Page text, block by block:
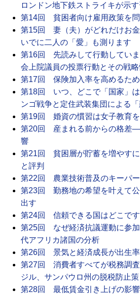
ロンドン地下鉄ストライキが示
第14回 貧困者向け雇用政策を
第15回 妻（夫）がどれだけお
いでに二人の「愛」も測ります
第16回 先読みして行動してい
会上院議員の投票行動とその戦略
第17回 保険加入率を高めるた
第18回 いつ、どこで「国家」
ンゴ戦争と定住武装集団による「
第19回 婚資の慣習は女子教育
第20回 産まれる前からの格差
響
第21回 貧困層が貯蓄を増やす
と評判
第22回 農業技術普及のキーパー
第23回 勤務地の希望を叶えて公
出す
第24回 信頼できる国はどこです
第25回 なぜ経済抗議運動に参
代アフリカ諸国の分析
第26回 景気と経済成長が出生
第27回 消費者すべてが税務調
ジル、サンパウロ州の脱税防止策
第28回 最低賃金引き上げの影